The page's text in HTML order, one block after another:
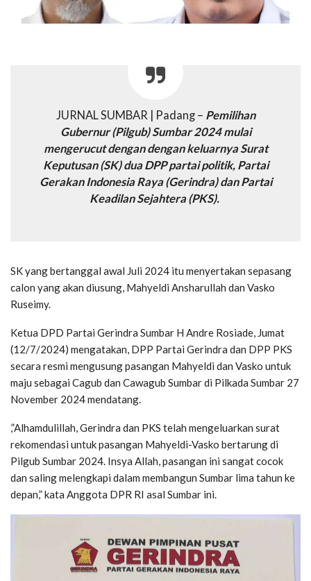
JURNAL SUMBAR | Padang – Pemilihan
Gubernur (Pilgub) Sumbar 2024 mulai
mengerucut dengan dengan keluarnya Surat
Keputusan (SK) dua DPP partai politik, Partai
Gerakan Indonesia Raya (Gerindra) dan Partai
Keadilan Sejahtera (PKS).
SK yang bertanggal awal Juli 2024 itu menyertakan sepasang
calon yang akan diusung, Mahyeldi Ansharullah dan Vasko
Ruseimy.
Ketua DPD Partai Gerindra Sumbar H Andre Rosiade, Jumat
(12/7/2024) mengatakan, DPP Partai Gerindra dan DPP PKS
secara resmi mengusung pasangan Mahyeldi dan Vasko untuk
maju sebagai Cagub dan Cawagub Sumbar di Pilkada Sumbar 27
November 2024 mendatang.
,”Alhamdulillah, Gerindra dan PKS telah mengeluarkan surat
rekomendasi untuk pasangan Mahyeldi-Vasko bertarung di
Pilgub Sumbar 2024. Insya Allah, pasangan ini sangat cocok
dan saling melengkapi dalam membangun Sumbar lima tahun ke
depan,” kata Anggota DPR RI asal Sumbar ini.